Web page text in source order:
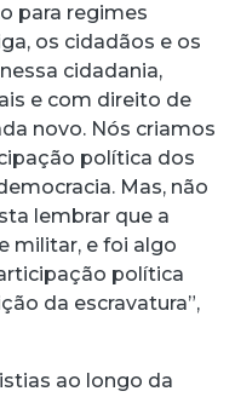
para regimes
os cidadãos e os
cidadania,
e com direito de
novo. Nós criamos
política dos
Mas, não
lembrar que a
militar, e foi algo
política
da escravatura”,
ao longo da